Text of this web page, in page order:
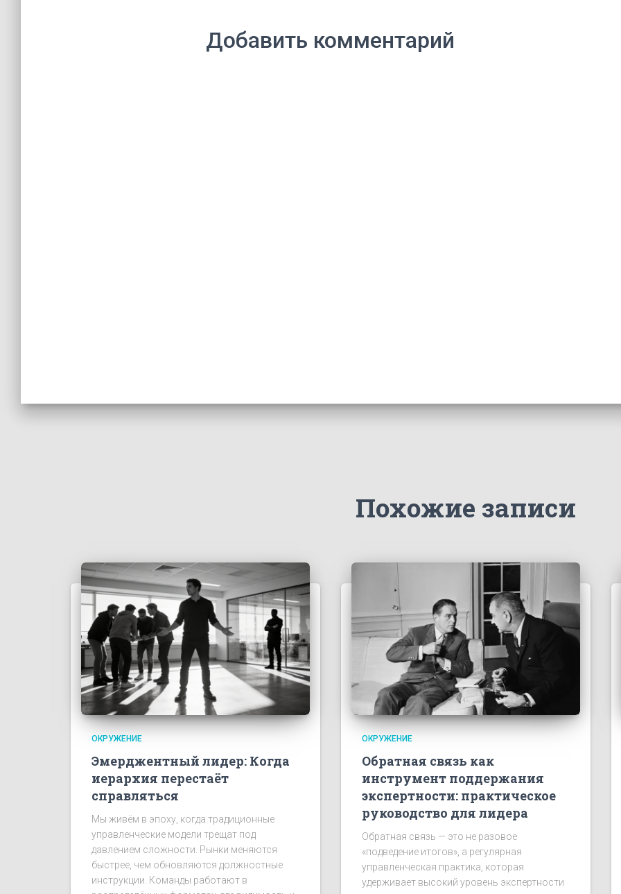
Добавить комментарий
Похожие записи
ОКРУЖЕНИЕ
Эмерджентный лидер: Когда
иерархия перестаёт
справляться
Мы живём в эпоху, когда традиционные
управленческие модели трещат под
давлением сложности. Рынки меняются
быстрее, чем обновляются должностные
инструкции. Команды работают в
ОКРУЖЕНИЕ
Обратная связь как
инструмент поддержания
экспертности: практическое
руководство для лидера
Обратная связь — это не разовое
«подведение итогов», а регулярная
управленческая практика, которая
удерживает высокий уровень экспертности